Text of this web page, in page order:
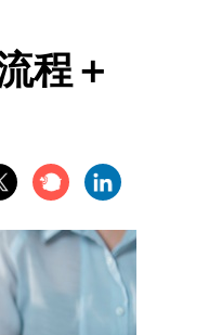
程＋